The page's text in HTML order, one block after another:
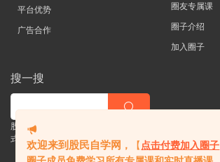
平台优势
广告合作
圈友专属课
圈子介绍
加入圈子
搜一搜
股票 |直播| 外汇| 期货 |金融理财一站
式学习平台
欢迎来到股民自学网 ， 【 点击付费加入圈子